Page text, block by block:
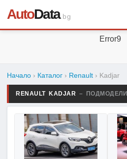
AutoData.bg
Error9
Начало › Каталог › Renault › Kadjar
RENAULT KADJAR – ПОДМОДЕЛИ